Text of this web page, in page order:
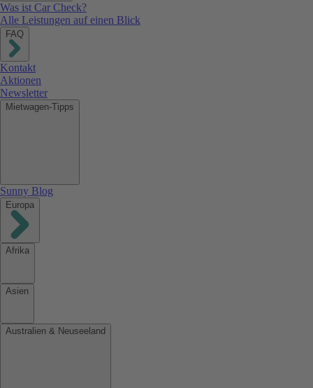
Was ist Car Check?
Alle Leistungen auf einen Blick
FAQ
Kontakt
Aktionen
Newsletter
Mietwagen-Tipps
Sunny Blog
Europa
Afrika
Asien
Australien & Neuseeland